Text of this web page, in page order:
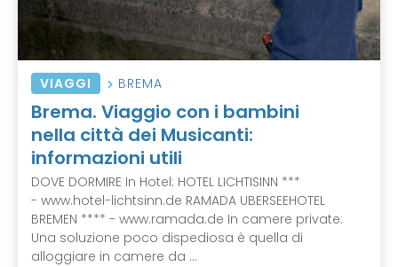
VIAGGI BREMA
Brema. Viaggio con i bambini
nella città dei Musicanti:
informazioni utili
DOVE DORMIRE In Hotel: HOTEL LICHTISINN ***
- www.hotel-lichtsinn.de RAMADA UBERSEEHOTEL
BREMEN **** - www.ramada.de In camere private:
Una soluzione poco dispediosa è quella di
alloggiare in camere da ...